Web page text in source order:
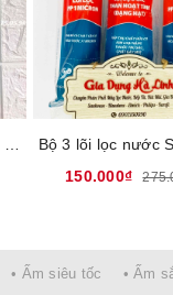
150.000₫
• Ấm siêu tốc • Ấm